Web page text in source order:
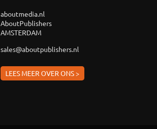
aboutmedia.nl
AboutPublishers
AMSTERDAM
sales@aboutpublishers.nl
LEES MEER OVER ONS >